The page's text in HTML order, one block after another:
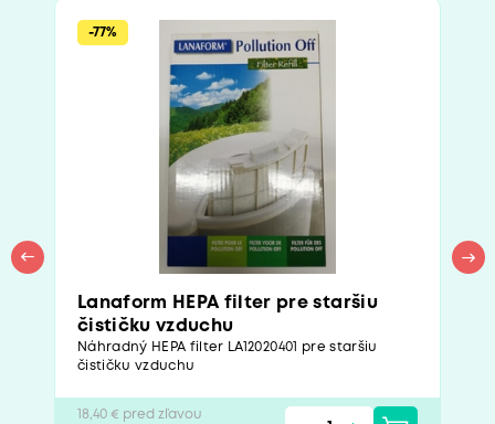
-77%
Lanaform HEPA filter pre staršiu
čističku vzduchu
Náhradný HEPA filter LA12020401 pre staršiu
čističku vzduchu
18,40 € pred zľavou